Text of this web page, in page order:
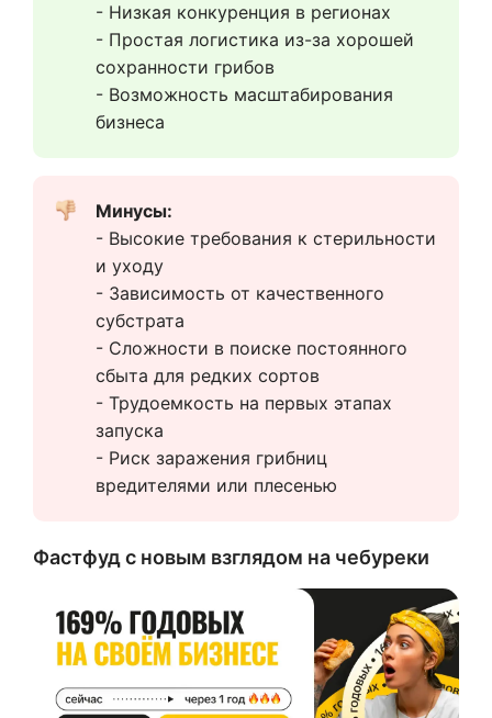
- Низкая конкуренция в регионах
- Простая логистика из-за хорошей
сохранности грибов
- Возможность масштабирования
бизнеса
Минусы:
- Высокие требования к стерильности
и уходу
- Зависимость от качественного
субстрата
- Сложности в поиске постоянного
сбыта для редких сортов
- Трудоемкость на первых этапах
запуска
- Риск заражения грибниц
вредителями или плесенью
Фастфуд с новым взглядом на чебуреки